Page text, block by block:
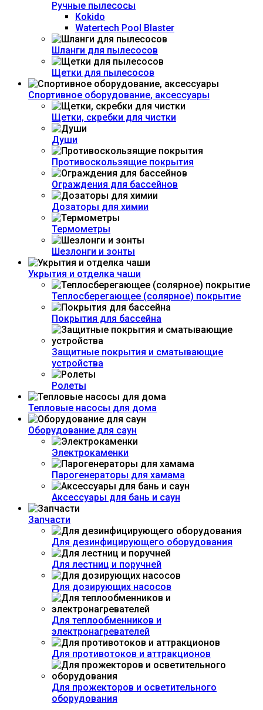
Ручные пылесосы
Kokido
Watertech Pool Blaster
Шланги для пылесосов
Щетки для пылесосов
Спортивное оборудование, аксессуары
Щетки, скребки для чистки
Души
Противоскользящие покрытия
Ограждения для бассейнов
Дозаторы для химии
Термометры
Шезлонги и зонты
Укрытия и отделка чаши
Теплосберегающее (солярное) покрытие
Покрытия для бассейна
Защитные покрытия и сматывающие
устройства
Ролеты
Тепловые насосы для дома
Оборудование для саун
Электрокаменки
Парогенераторы для хамама
Аксессуары для бань и саун
Запчасти
Для дезинфицирующего оборудования
Для лестниц и поручней
Для дозирующих насосов
Для теплообменников и
электронагревателей
Для противотоков и аттракционов
Для прожекторов и осветительного
оборудования